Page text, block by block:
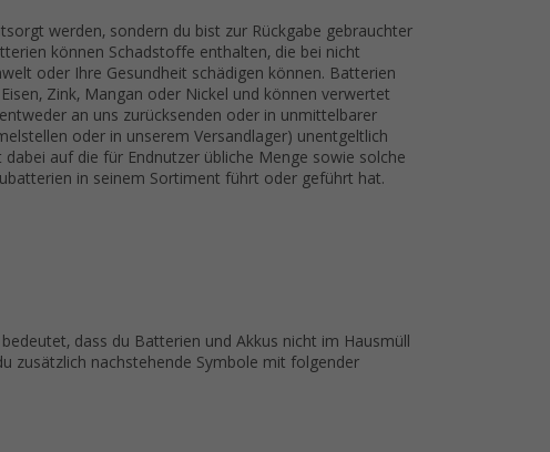
werden, sondern du bist zur Rückgabe gebrauchter
können Schadstoffe enthalten, die bei nicht
oder Ihre Gesundheit schädigen können. Batterien
Zink, Mangan oder Nickel und können verwertet
an uns zurücksenden oder in unmittelbarer
oder in unserem Versandlager) unentgeltlich
auf die für Endnutzer übliche Menge sowie solche
in seinem Sortiment führt oder geführt hat.
dass du Batterien und Akkus nicht im Hausmüll
zusätzlich nachstehende Symbole mit folgender